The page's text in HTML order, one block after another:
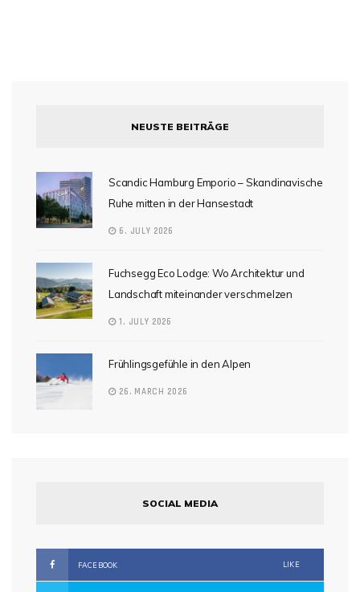
NEUSTE BEITRÄGE
Scandic Hamburg Emporio – Skandinavische
Ruhe mitten in der Hansestadt
6. JULY 2026
Fuchsegg Eco Lodge: Wo Architektur und
Landschaft miteinander verschmelzen
1. JULY 2026
Frühlingsgefühle in den Alpen
26. MARCH 2026
SOCIAL MEDIA
FACEBOOK LIKE